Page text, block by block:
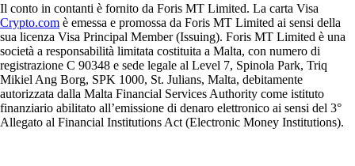
Il conto in contanti è fornito da Foris MT Limited. La carta Visa
Crypto.com è emessa e promossa da Foris MT Limited ai sensi della
sua licenza Visa Principal Member (Issuing). Foris MT Limited è una
società a responsabilità limitata costituita a Malta, con numero di
registrazione C 90348 e sede legale al Level 7, Spinola Park, Triq
Mikiel Ang Borg, SPK 1000, St. Julians, Malta, debitamente
autorizzata dalla Malta Financial Services Authority come istituto
finanziario abilitato all’emissione di denaro elettronico ai sensi del 3°
Allegato al Financial Institutions Act (Electronic Money Institutions).